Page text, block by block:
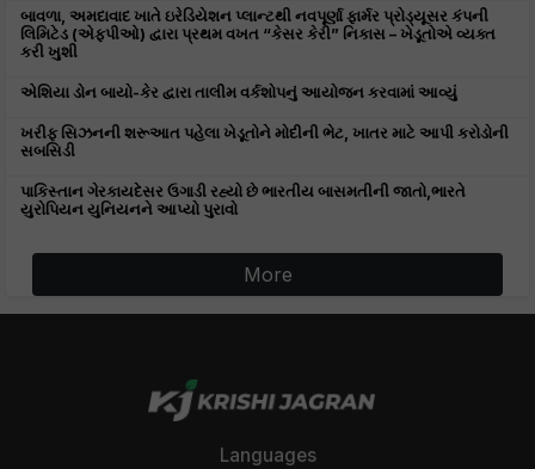
બાવળા, અમદાવાદ ખાતે ઇરેડિયેશન પ્લાન્ટથી નવપૂર્ણા ફાર્મર પ્રોડ્યૂસર કંપની
લિમિટેડ (એફપીઓ) દ્વારા પ્રથમ વખત “કેસર કેરી” નિકાસ – ખેડૂતોએ વ્યક્ત
કરી ખુશી
એશિયા ડોન બાયો-કેર દ્વારા તાલીમ વર્કશોપનું આયોજન કરવામાં આવ્યું
ખરીફ સિઝનની શરૂઆત પહેલા ખેડૂતોને મોદીની ભેટ, ખાતર માટે આપી કરોડોની
સબસિડી
પાકિસ્તાન ગેરકાયદેસર ઉગાડી રહ્યો છે ભારતીય બાસમતીની જાતો,ભારતે
યુરોપિયન યુનિયનને આપ્યો પુરાવો
More
Languages